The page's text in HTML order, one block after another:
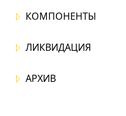
КОМПОНЕНТЫ
ЛИКВИДАЦИЯ
АРХИВ